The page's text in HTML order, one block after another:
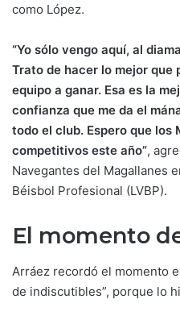
como López.
“Yo sólo vengo aquí, al
Trato de hacer lo mejor que
equipo a ganar. Esa es la
confianza que me da el
todo el club. Espero que los
competitivos este año”,
Navegantes del Magallanes
Béisbol Profesional (LVBP).
El momento
Arráez recordó el momento
de indiscutibles”, porque lo